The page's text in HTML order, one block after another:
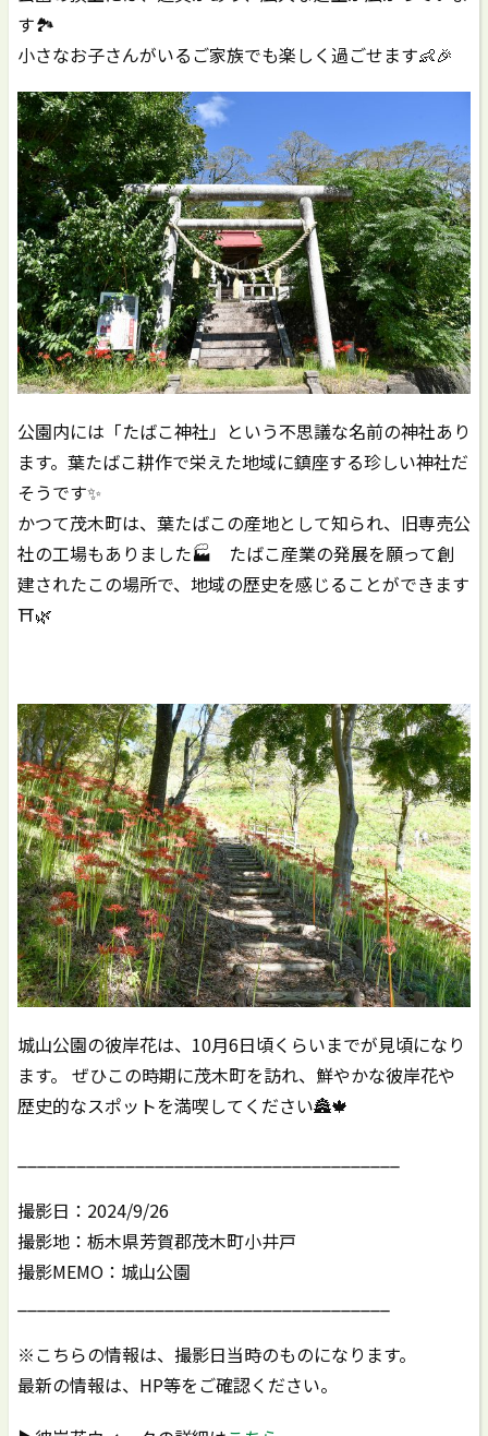
す🏞️
小さなお子さんがいるご家族でも楽しく過ごせます👶🎉
公園内には「たばこ神社」という不思議な名前の神社あり
ます。葉たばこ耕作で栄えた地域に鎮座する珍しい神社だ
そうです✨
かつて茂木町は、葉たばこの産地として知られ、旧専売公
社の工場もありました🏭 たばこ産業の発展を願って創
建されたこの場所で、地域の歴史を感じることができます
⛩️🌿
城山公園の彼岸花は、10月6日頃くらいまでが見頃になり
ます。 ぜひこの時期に茂木町を訪れ、鮮やかな彼岸花や
歴史的なスポットを満喫してください🏯🍁
撮影日：2024/9/26
撮影地：栃木県芳賀郡茂木町小井戸
撮影MEMO：城山公園
※こちらの情報は、撮影日当時のものになります。
最新の情報は、HP等をご確認ください。